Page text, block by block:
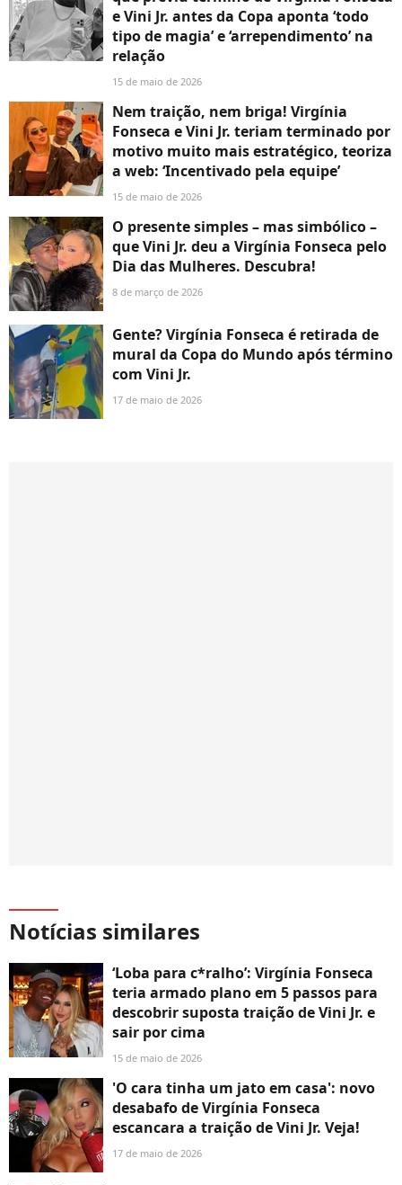
e Vini Jr. antes da Copa aponta ‘todo
tipo de magia’ e ‘arrependimento’ na
relação
15 de maio de 2026
Nem traição, nem briga! Virgínia
Fonseca e Vini Jr. teriam terminado por
motivo muito mais estratégico, teoriza
a web: ‘Incentivado pela equipe’
15 de maio de 2026
O presente simples – mas simbólico –
que Vini Jr. deu a Virgínia Fonseca pelo
Dia das Mulheres. Descubra!
8 de março de 2026
Gente? Virgínia Fonseca é retirada de
mural da Copa do Mundo após término
com Vini Jr.
17 de maio de 2026
Notícias similares
‘Loba para c*ralho’: Virgínia Fonseca
teria armado plano em 5 passos para
descobrir suposta traição de Vini Jr. e
sair por cima
15 de maio de 2026
'O cara tinha um jato em casa': novo
desabafo de Virgínia Fonseca
escancara a traição de Vini Jr. Veja!
17 de maio de 2026